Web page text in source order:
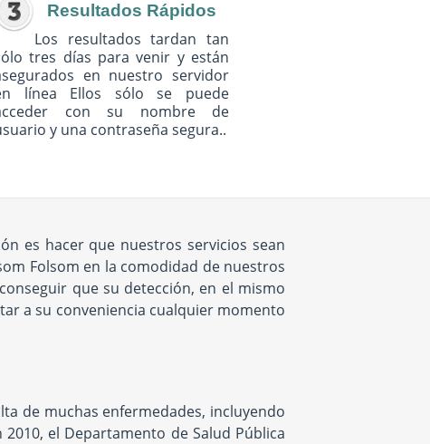
Resultados Rápidos
Los resultados tardan tan
tres días para venir y están
en nuestro servidor
línea Ellos sólo se puede
con su nombre de
y una contraseña segura..
es hacer que nuestros servicios sean
Folsom en la comodidad de nuestros
que su detección, en el mismo
a su conveniencia cualquier momento
de muchas enfermedades, incluyendo
el Departamento de Salud Pública